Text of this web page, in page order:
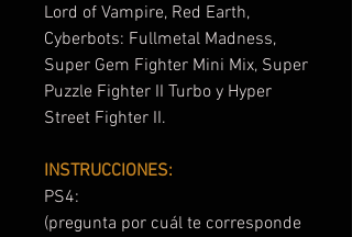
Lord of Vampire, Red Earth,
Cyberbots: Fullmetal Madness,
Super Gem Fighter Mini Mix, Super
Puzzle Fighter II Turbo y Hyper
Street Fighter II.
INSTRUCCIONES:
PS4:
(pregunta por cuál te corresponde